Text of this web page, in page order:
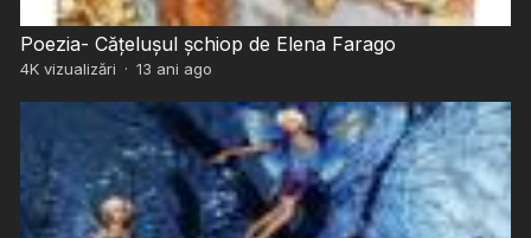
Poezia- Cățelușul șchiop de Elena Farago
4Kvizualizări · 13 ani ago